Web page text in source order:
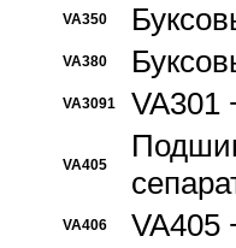
VA350
VA380
VA3091 VA301
VA405
VA406 VA405